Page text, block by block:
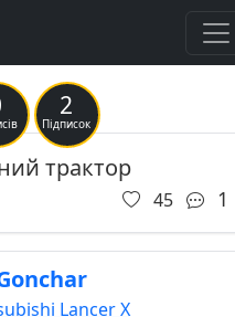
2
Підписок
трактор
45 1
Lancer X